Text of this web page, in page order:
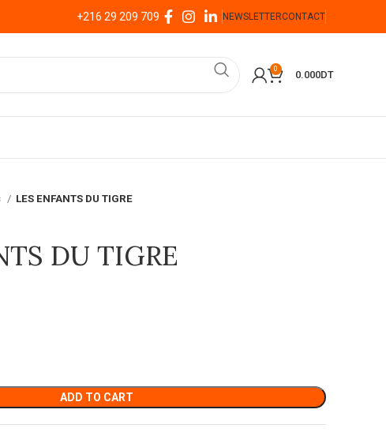
+216 29 209 709 NEWSLETTERCONTACT
0
0.000DT
LES ENFANTS DU TIGRE
DU TIGRE
ADD TO CART